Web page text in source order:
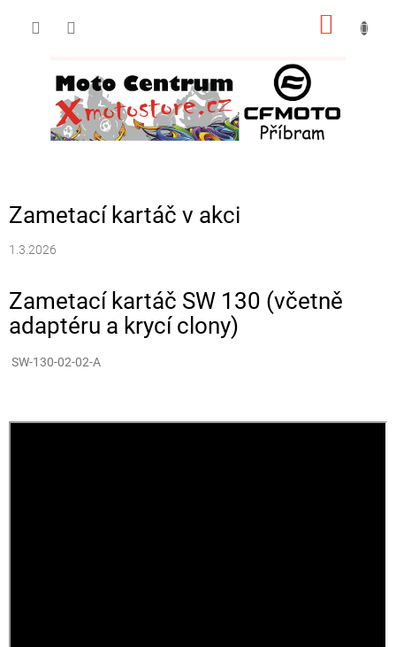
Zametací kartáč v akci
1.3.2026
Zametací kartáč SW 130 (včetně
adaptéru a krycí clony)
SW-130-02-02-A